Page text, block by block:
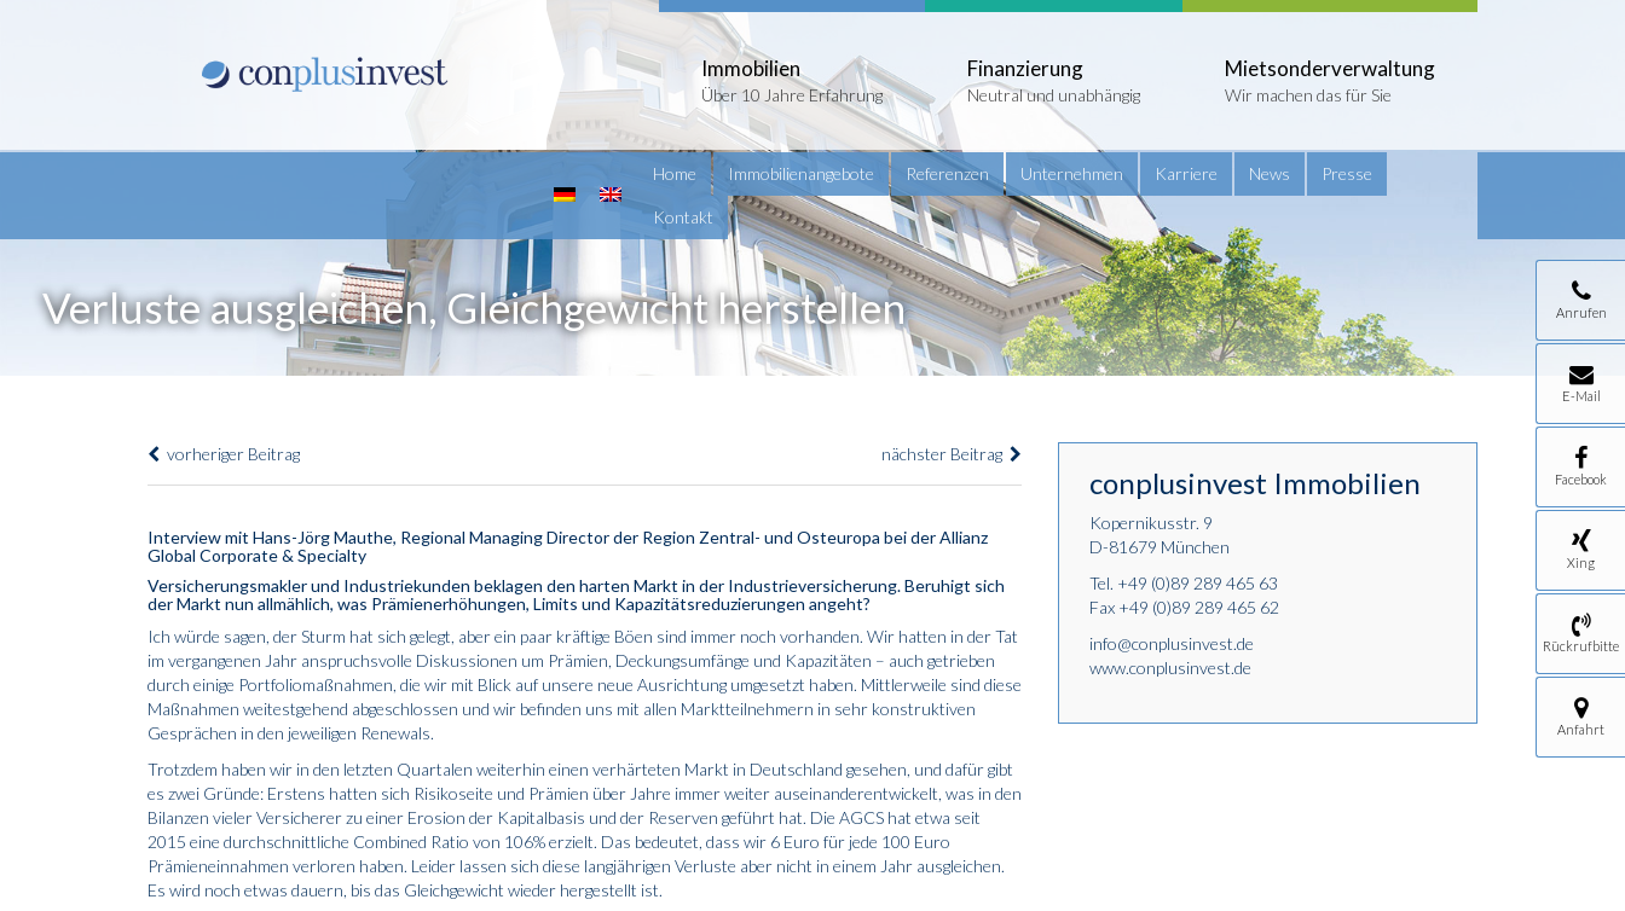
Immobilien
Über 10 Jahre Erfahrung
Finanzierung
Neutral und unabhängig
Mietsonderverwaltung
Wir machen das für Sie
Home Immobilienangebote Referenzen Unternehmen Karriere News Presse
Kontakt
Verluste ausgleichen, Gleichgewicht herstellen Anrufen
E-Mail
Facebook
Xing
Rückrufbitte
Anfahrt
vorheriger Beitrag nächster Beitrag
Interview mit Hans-Jörg Mauthe, Regional Managing Director der Region Zentral- und Osteuropa bei der Allianz
Global Corporate & Specialty
Versicherungsmakler und Industriekunden beklagen den harten Markt in der Industrieversicherung. Beruhigt sich
der Markt nun allmählich, was Prämienerhöhungen, Limits und Kapazitätsreduzierungen angeht?
Ich würde sagen, der Sturm hat sich gelegt, aber ein paar kräftige Böen sind immer noch vorhanden. Wir hatten in der Tat
im vergangenen Jahr anspruchsvolle Diskussionen um Prämien, Deckungsumfänge und Kapazitäten – auch getrieben
durch einige Portfoliomaßnahmen, die wir mit Blick auf unsere neue Ausrichtung umgesetzt haben. Mittlerweile sind diese
Maßnahmen weitestgehend abgeschlossen und wir befinden uns mit allen Marktteilnehmern in sehr konstruktiven
Gesprächen in den jeweiligen Renewals.
Trotzdem haben wir in den letzten Quartalen weiterhin einen verhärteten Markt in Deutschland gesehen, und dafür gibt
es zwei Gründe: Erstens hatten sich Risikoseite und Prämien über Jahre immer weiter auseinanderentwickelt, was in den
Bilanzen vieler Versicherer zu einer Erosion der Kapitalbasis und der Reserven geführt hat. Die AGCS hat etwa seit
2015 eine durchschnittliche Combined Ratio von 106% erzielt. Das bedeutet, dass wir 6 Euro für jede 100 Euro
Prämieneinnahmen verloren haben. Leider lassen sich diese langjährigen Verluste aber nicht in einem Jahr ausgleichen.
Es wird noch etwas dauern, bis das Gleichgewicht wieder hergestellt ist.
conplusinvest Immobilien
Kopernikusstr. 9
D-81679 München
Tel. +49 (0)89 289 465 63
Fax +49 (0)89 289 465 62
info@conplusinvest.de
www.conplusinvest.de